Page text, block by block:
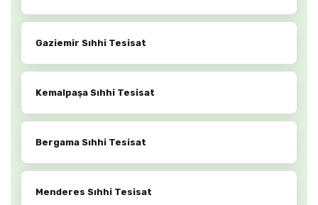
Gaziemir Sıhhi Tesisat
Kemalpaşa Sıhhi Tesisat
Bergama Sıhhi Tesisat
Menderes Sıhhi Tesisat